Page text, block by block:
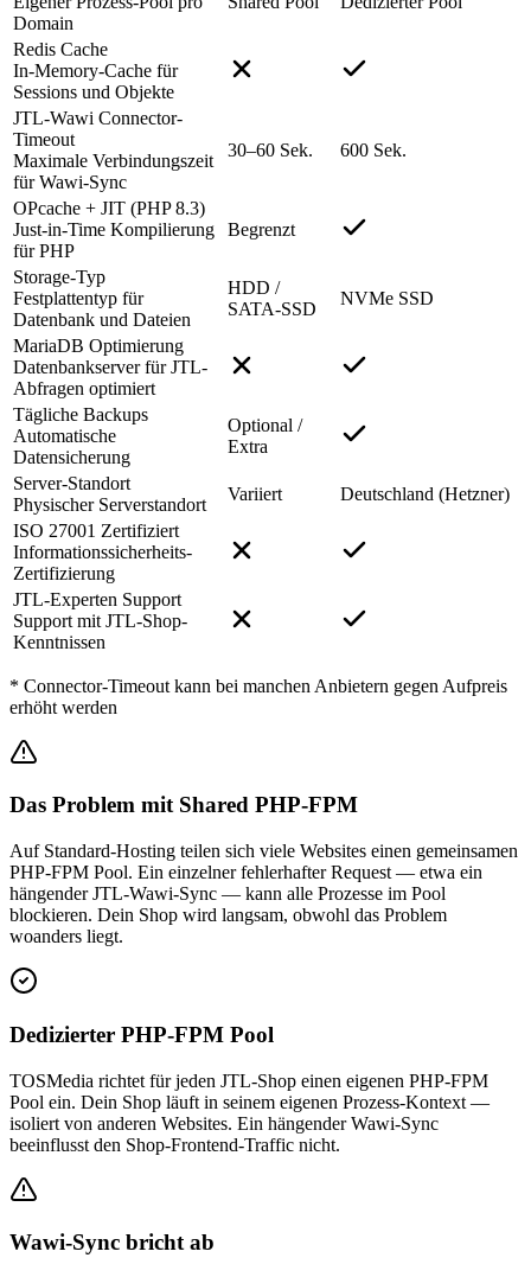
Domain
Redis Cache
In-Memory-Cache für
Sessions und Objekte
JTL-Wawi Connector-
Timeout
Maximale Verbindungszeit
für Wawi-Sync
30–60 Sek. 600 Sek.
OPcache + JIT (PHP 8.3)
Just-in-Time Kompilierung
für PHP
Begrenzt
Storage-Typ
Festplattentyp für
Datenbank und Dateien
HDD /
SATA-SSD
NVMe SSD
MariaDB Optimierung
Datenbankserver für JTL-
Abfragen optimiert
Tägliche Backups
Automatische
Datensicherung
Optional /
Extra
Server-Standort
Physischer Serverstandort
Variiert
Deutschland (Hetzner)
ISO 27001 Zertifiziert
Informationssicherheits-
Zertifizierung
JTL-Experten Support
Support mit JTL-Shop-
Kenntnissen
* Connector-Timeout kann bei manchen Anbietern gegen Aufpreis
erhöht werden
Das Problem mit Shared PHP-FPM
Auf Standard-Hosting teilen sich viele Websites einen gemeinsamen
PHP-FPM Pool. Ein einzelner fehlerhafter Request — etwa ein
hängender JTL-Wawi-Sync — kann alle Prozesse im Pool
blockieren. Dein Shop wird langsam, obwohl das Problem
woanders liegt.
Dedizierter PHP-FPM Pool
TOSMedia richtet für jeden JTL-Shop einen eigenen PHP-FPM
Pool ein. Dein Shop läuft in seinem eigenen Prozess-Kontext —
isoliert von anderen Websites. Ein hängender Wawi-Sync
beeinflusst den Shop-Frontend-Traffic nicht.
Wawi-Sync bricht ab